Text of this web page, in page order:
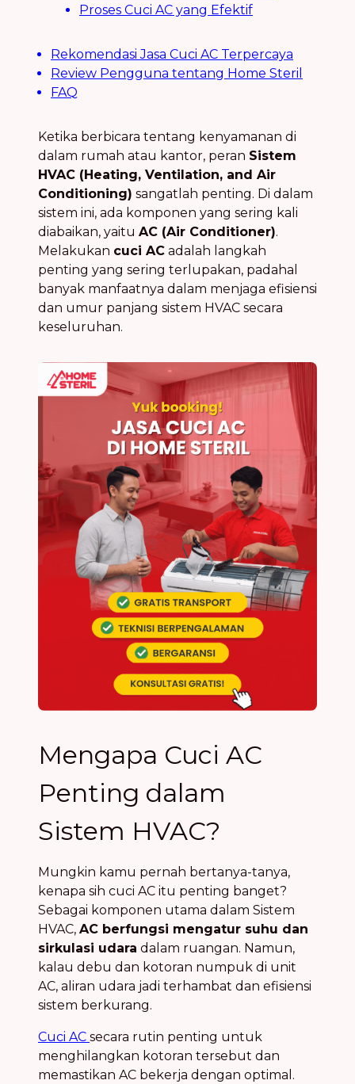
Proses Cuci AC yang Efektif
Rekomendasi Jasa Cuci AC Terpercaya
Review Pengguna tentang Home Steril
FAQ
Ketika berbicara tentang kenyamanan di
dalam rumah atau kantor, peran Sistem
HVAC (Heating, Ventilation, and Air
Conditioning) sangatlah penting. Di dalam
sistem ini, ada komponen yang sering kali
diabaikan, yaitu AC (Air Conditioner).
Melakukan cuci AC adalah langkah
penting yang sering terlupakan, padahal
banyak manfaatnya dalam menjaga efisiensi
dan umur panjang sistem HVAC secara
keseluruhan.
Mengapa Cuci AC
Penting dalam
Sistem HVAC?
Mungkin kamu pernah bertanya-tanya,
kenapa sih cuci AC itu penting banget?
Sebagai komponen utama dalam Sistem
HVAC, AC berfungsi mengatur suhu dan
sirkulasi udara dalam ruangan. Namun,
kalau debu dan kotoran numpuk di unit
AC, aliran udara jadi terhambat dan efisiensi
sistem berkurang.
Cuci AC secara rutin penting untuk
menghilangkan kotoran tersebut dan
memastikan AC bekerja dengan optimal.